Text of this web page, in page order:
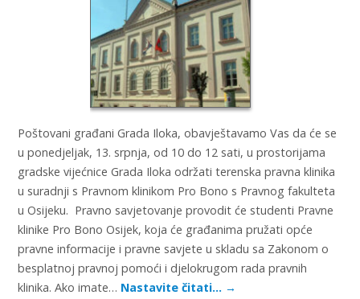
Poštovani građani Grada Iloka, obavještavamo Vas da će se
u ponedjeljak, 13. srpnja, od 10 do 12 sati, u prostorijama
gradske vijećnice Grada Iloka održati terenska pravna klinika
u suradnji s Pravnom klinikom Pro Bono s Pravnog fakulteta
u Osijeku. Pravno savjetovanje provodit će studenti Pravne
klinike Pro Bono Osijek, koja će građanima pružati opće
pravne informacije i pravne savjete u skladu sa Zakonom o
besplatnoj pravnoj pomoći i djelokrugom rada pravnih
klinika. Ako imate… Nastavite čitati… →